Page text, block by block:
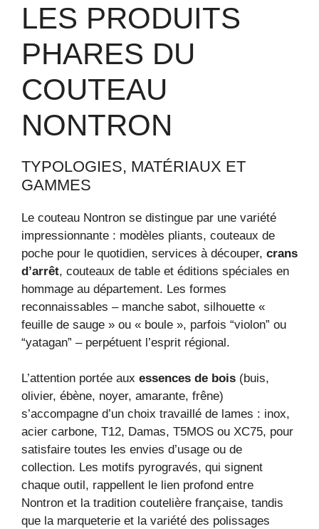
LES PRODUITS
PHARES DU
COUTEAU
NONTRON
TYPOLOGIES, MATÉRIAUX ET
GAMMES
Le couteau Nontron se distingue par une variété
impressionnante : modèles pliants, couteaux de
poche pour le quotidien, services à découper, crans
d’arrêt, couteaux de table et éditions spéciales en
hommage au département. Les formes
reconnaissables – manche sabot, silhouette «
feuille de sauge » ou « boule », parfois “violon” ou
“yatagan” – perpétuent l’esprit régional.
L’attention portée aux essences de bois (buis,
olivier, ébène, noyer, amarante, frêne)
s’accompagne d’un choix travaillé de lames : inox,
acier carbone, T12, Damas, T5MOS ou XC75, pour
satisfaire toutes les envies d’usage ou de
collection. Les motifs pyrogravés, qui signent
chaque outil, rappellent le lien profond entre
Nontron et la tradition coutelière française, tandis
que la marqueterie et la variété des polissages